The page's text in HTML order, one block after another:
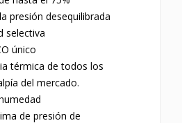
presión desequilibrada
selectiva
único
térmica de todos los
del mercado.
de presión de